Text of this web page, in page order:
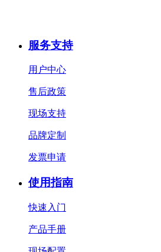
服务支持
用户中心
售后政策
现场支持
品牌定制
发票申请
使用指南
快速入门
产品手册